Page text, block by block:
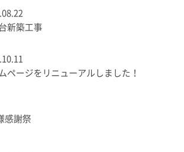
新築工事
ページをリニューアルしました！
感謝祭